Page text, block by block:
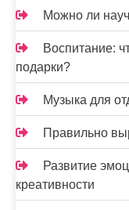
Можно ли
Воспитание:
подарки?
Музыка для
Правильно
Развитие
креативности